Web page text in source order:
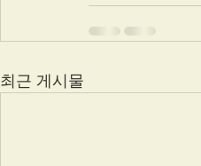
최근 게시물